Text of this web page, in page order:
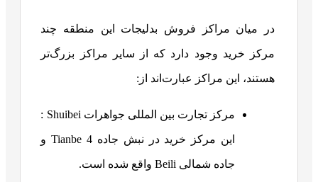
در میان مراکز فروش بدلیجات این منطقه چند
مرکز خرید وجود دارد که از سایر مراکز بزرگ‌تر
هستند، این مراکز عبارت‌اند از:
مرکز تجارت بین المللی جواهرات Shuibei :
این مرکز خرید در نبش جاده Tianbe 4 و
جاده شمالی Beili واقع شده است.